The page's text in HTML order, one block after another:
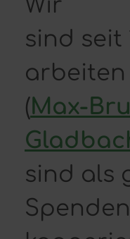
Wir
sind
arbeiten
(Max-
sind als